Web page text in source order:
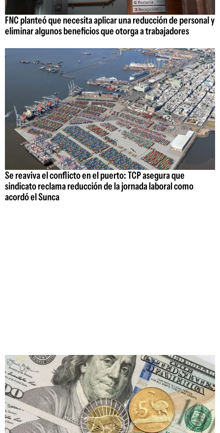
FNC planteó que necesita aplicar una reducción de personal y
eliminar algunos beneficios que otorga a trabajadores
Se reaviva el conflicto en el puerto: TCP asegura que
sindicato reclama reducción de la jornada laboral como
acordó el Sunca